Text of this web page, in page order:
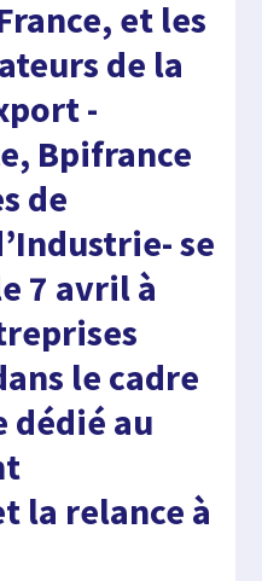
et les
de la
-
Bpifrance
de
se
7 avril à
le cadre
dédié au
la relance à